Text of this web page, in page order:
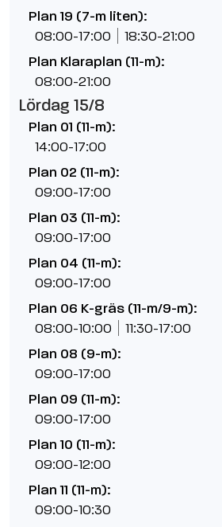
Plan 19 (7-m liten):
08:00-17:00 18:30-21:00
Plan Klaraplan (11-m):
08:00-21:00
Lördag 15/8
Plan 01 (11-m):
14:00-17:00
Plan 02 (11-m):
09:00-17:00
Plan 03 (11-m):
09:00-17:00
Plan 04 (11-m):
09:00-17:00
Plan 06 K-gräs (11-m/9-m):
08:00-10:00 11:30-17:00
Plan 08 (9-m):
09:00-17:00
Plan 09 (11-m):
09:00-17:00
Plan 10 (11-m):
09:00-12:00
Plan 11 (11-m):
09:00-10:30